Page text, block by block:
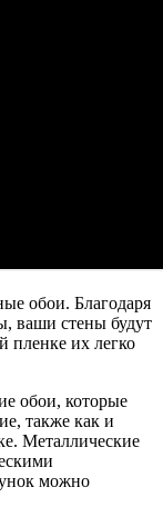
обои. Благодаря
ваши стены будут
пленке их легко
обои, которые
также как и
Металлические
можно